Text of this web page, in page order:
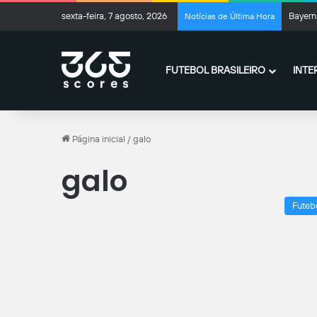
sexta-feira, 7 agosto, 2026 Notícias de Última Hora
FUTEBOL BRASILEIRO
Página inicial / galo
galo